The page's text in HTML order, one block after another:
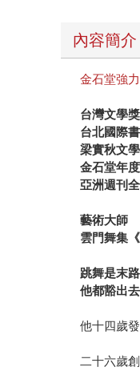
內容簡介
金石堂強
台灣文學
台北國際
梁實秋文
金石堂年
亞洲週刊
藝術大師
雲門舞集
跳舞是末
他都豁出
他十四歲
二十六歲